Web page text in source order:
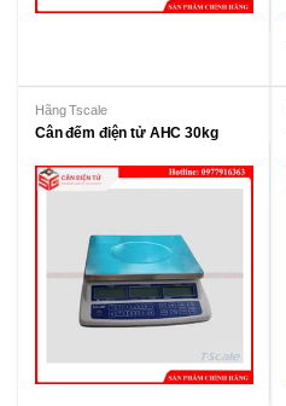
Hãng Tscale
Cân đếm điện tử AHC 30kg